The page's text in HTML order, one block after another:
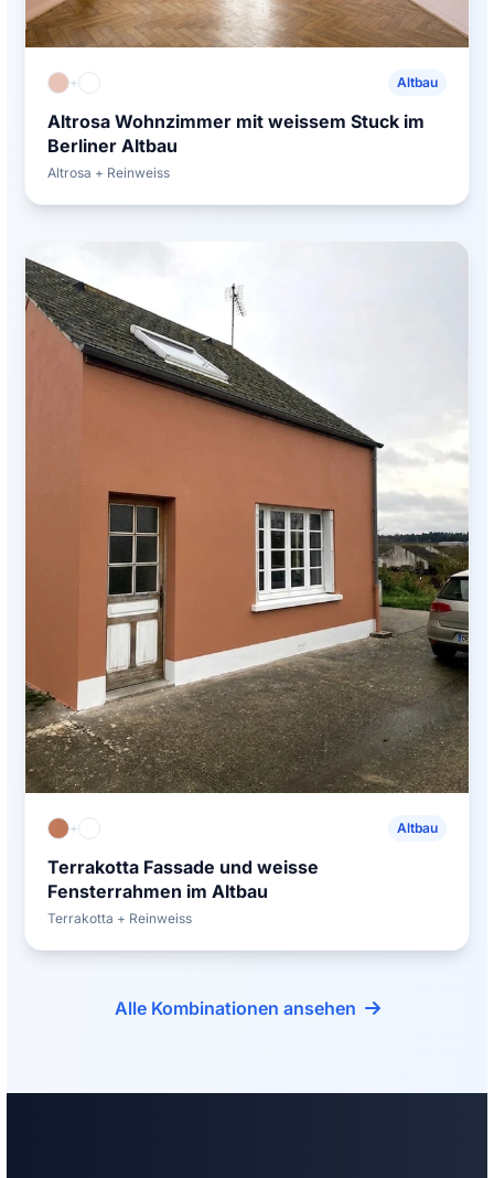
+ Altbau
Altrosa Wohnzimmer mit weissem Stuck im
Berliner Altbau
Altrosa + Reinweiss
+ Altbau
Terrakotta Fassade und weisse
Fensterrahmen im Altbau
Terrakotta + Reinweiss
Alle Kombinationen ansehen